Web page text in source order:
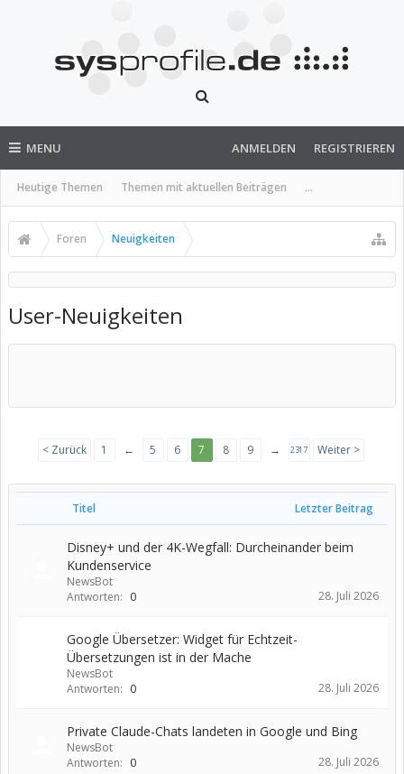
MENU
Heutige Themen Themen mit aktuellen Beiträgen ...
ANMELDEN REGISTRIEREN
Foren Neuigkeiten
User-Neuigkeiten
< Zurück 1 ← 5 6 7 8 9 → 2317 Weiter >
Titel Letzter Beitrag
Disney+ und der 4K-Wegfall: Durcheinander beim
Kundenservice
NewsBot
Antworten: 0 28. Juli 2026
Google Übersetzer: Widget für Echtzeit-
Übersetzungen ist in der Mache
NewsBot
Antworten: 0 28. Juli 2026
Private Claude-Chats landeten in Google und Bing
NewsBot
Antworten: 0 28. Juli 2026